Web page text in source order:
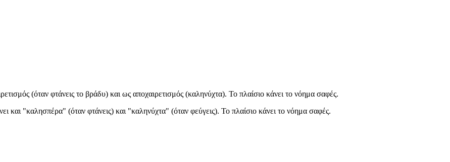
(όταν φτάνεις το βράδυ) και ως αποχαιρετισμός (καληνύχτα). Το πλαίσιο κάνει το νόημα σαφές.
και "καλησπέρα" (όταν φτάνεις) και "καληνύχτα" (όταν φεύγεις). Το πλαίσιο κάνει το νόημα σαφές.